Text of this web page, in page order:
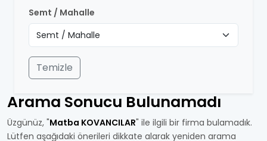
Semt / Mahalle
Temizle
Arama Sonucu Bulunamadı
Üzgünüz, "Matba KOVANCILAR" ile ilgili bir firma bulamadık.
Lütfen aşağıdaki önerileri dikkate alarak yeniden arama